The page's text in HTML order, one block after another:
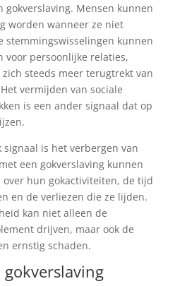
gokverslaving. Mensen kunnen
worden wanneer ze niet
stemmingswisselingen kunnen
voor persoonlijke relaties,
steeds meer terugtrekt van
vermijden van sociale
is een ander signaal dat op
is het verbergen van
een gokverslaving kunnen
hun gokactiviteiten, de tijd
en de verliezen die ze lijden.
kan niet alleen de
drijven, maar ook de
ernstig schaden.
gokverslaving